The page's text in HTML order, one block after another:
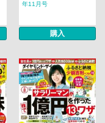
年11月号
購入